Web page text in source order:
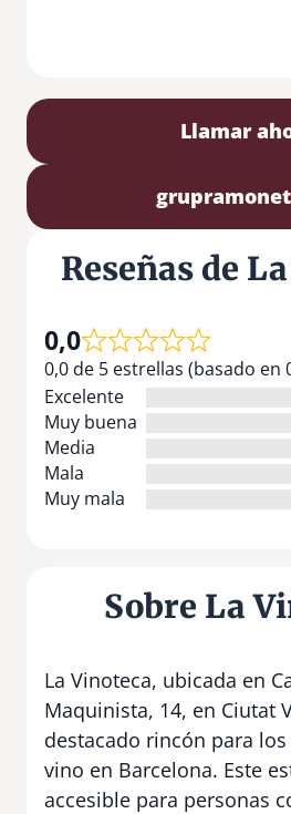
Llamar
Reseñas de
0,0
0,0 de 5 estrellas (basado en
Excelente
Muy buena
Media
Mala
Muy mala
Sobre La
La Vinoteca, ubicada en
Maquinista, 14, en Ciutat
destacado rincón para
vino en Barcelona. Este
accesible para personas